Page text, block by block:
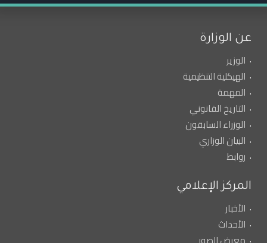
عن الوزارة
الوزير
الهيكلية التنظيمية
المهمة
التاريخ القانوني
الوزراء السابقون
البيان الوزاري
روابط
المركز الإعلامي
الأخبار
الأحداث